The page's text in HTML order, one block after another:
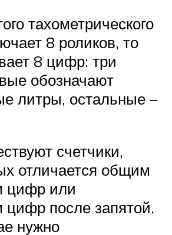
тахометрического
8 роликов, то
8 цифр: три
обозначают
литры, остальные –
счетчики,
отличается общим
цифр или
цифр после запятой.
нужно